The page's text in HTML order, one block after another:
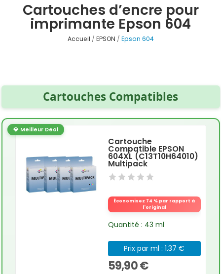
Cartouches d’encre pour
imprimante Epson 604
Accueil EPSON Epson 604
Cartouches Compatibles
💎 Meilleur Deal
Cartouche
Compatible EPSON
604XL (C13T10H64010)
Multipack
Économisez 74 % par rapport à
l'original
Quantité : 43 ml
Prix par ml : 1.37 €
59,90 €